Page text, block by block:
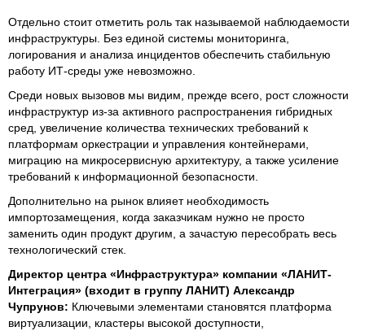
Отдельно стоит отметить роль так называемой наблюдаемости
инфраструктуры. Без единой системы мониторинга,
логирования и анализа инцидентов обеспечить стабильную
работу ИТ-среды уже невозможно.
Среди новых вызовов мы видим, прежде всего, рост сложности
инфраструктур из-за активного распространения гибридных
сред, увеличение количества технических требований к
платформам оркестрации и управления контейнерами,
миграцию на микросервисную архитектуру, а также усиление
требований к информационной безопасности.
Дополнительно на рынок влияет необходимость
импортозамещения, когда заказчикам нужно не просто
заменить один продукт другим, а зачастую пересобрать весь
технологический стек.
Директор центра «Инфраструктура» компании «ЛАНИТ-
Интеграция» (входит в группу ЛАНИТ) Александр
Чупрунов: Ключевыми элементами становятся платформа
виртуализации, кластеры высокой доступности,